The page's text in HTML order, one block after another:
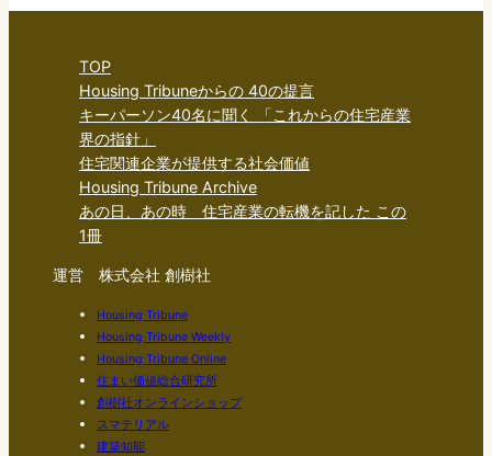
TOP
Housing Tribuneからの 40の提言
キーパーソン40名に聞く 「これからの住宅産業
界の指針」
住宅関連企業が提供する社会価値
Housing Tribune Archive
あの日、あの時 住宅産業の転機を記した この
1冊
運営 株式会社 創樹社
Housing Tribune
Housing Tribune Weekly
Housing Tribune Online
住まい価値総合研究所
創樹社オンラインショップ
スマテリアル
建築知能